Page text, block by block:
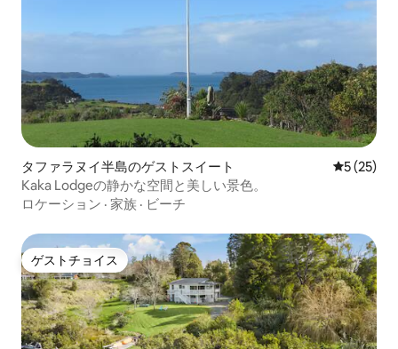
タファラヌイ半島のゲストスイート レビュー
5 (25)
Kaka Lodgeの静かな空間と美しい景色。
ロケーション · 家族 · ビーチ
ゲストチョイス
ゲストチョイス